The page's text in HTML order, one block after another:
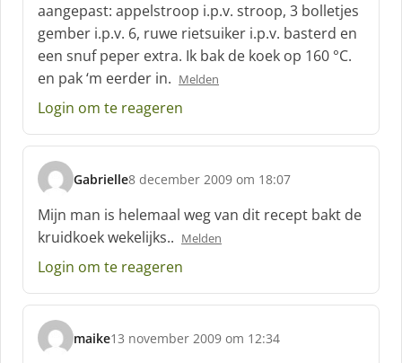
aangepast: appelstroop i.p.v. stroop, 3 bolletjes
gember i.p.v. 6, ruwe rietsuiker i.p.v. basterd en
een snuf peper extra. Ik bak de koek op 160 °C.
en pak ‘m eerder in. Melden
Login om te reageren
Gabrielle
s
c
h
r
e
f
8 december 2009 om 18:07
Mijn man is helemaal weg van dit recept bakt de
kruidkoek wekelijks.. Melden
Login om te reageren
maike
s
13 november 2009 om 12:34